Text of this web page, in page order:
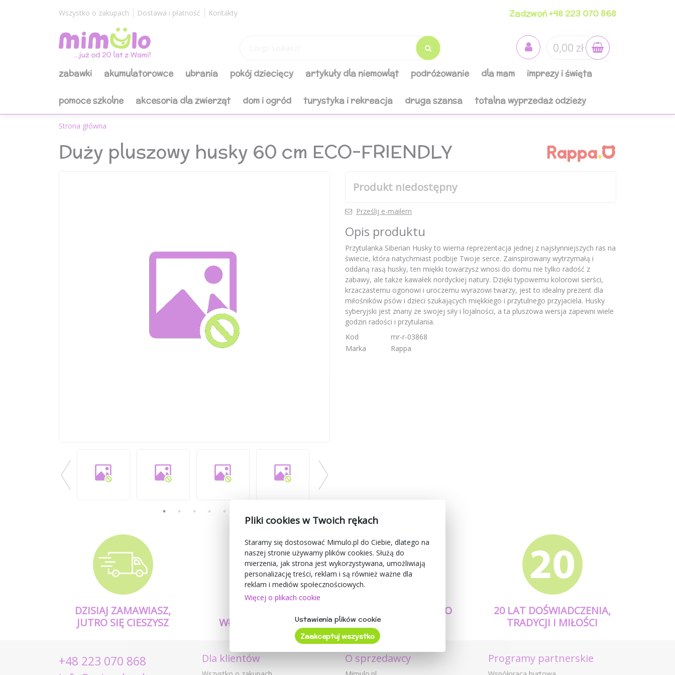
Wszystko o zakupach Dostawa i płatność Kontakty Zadzwoń +48 223 070 868
0,00 zł
zabawki akumulatorowce ubrania pokój dziecięcy artykuły dla niemowląt podróżowanie dla mam imprezy i święta
pomoce szkolne akcesoria dla zwierząt dom i ogród turystyka i rekreacja druga szansa totalna wyprzedaż odzieży
Strona główna
Duży pluszowy husky 60 cm ECO-FRIENDLY
Produkt niedostępny
Prześlij e-mailem
Opis produktu
Przytulanka Siberian Husky to wierna reprezentacja jednej z najsłynniejszych ras na
świecie, która natychmiast podbije Twoje serce. Zainspirowany wytrzymałą i
oddaną rasą husky, ten miękki towarzysz wnosi do domu nie tylko radość z
zabawy, ale także kawałek nordyckiej natury. Dzięki typowemu kolorowi sierści,
krzaczastemu ogonowi i uroczemu wyrazowi twarzy, jest to idealny prezent dla
miłośników psów i dzieci szukających miękkiego i przytulnego przyjaciela. Husky
syberyjski jest znany ze swojej siły i lojalności, a ta pluszowa wersja zapewni wiele
godzin radości i przytulania.
Kod
mr-r-03868
Marka
Rappa
DZISIAJ ZAMAWIASZ,
JUTRO SIĘ CIESZYSZ
WŁASNE PRODUKTY
BEZPIECZEŃSTWO
20 LAT DOŚWIADCZENIA,
TRADYCJI I MIŁOŚCI
+48 223 070 868
Dla klientów O sprzedawcy Programy partnerskie
Pliki cookies w Twoich rękach
Staramy się dostosować Mimulo.pl do Ciebie, dlatego na
naszej stronie używamy plików cookies. Służą do
mierzenia, jak strona jest wykorzystywana, umożliwiają
personalizację treści, reklam i są również ważne dla
reklam i mediów społecznościowych.
Więcej o plikach cookie
Ustawienia plików cookie
Zaakceptuj wszystko